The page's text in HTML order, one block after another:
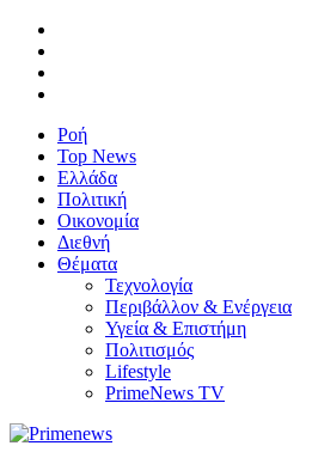
Ροή
Top News
Ελλάδα
Πολιτική
Οικονομία
Διεθνή
Θέματα
Τεχνολογία
Περιβάλλον & Ενέργεια
Υγεία & Επιστήμη
Πολιτισμός
Lifestyle
PrimeNews TV